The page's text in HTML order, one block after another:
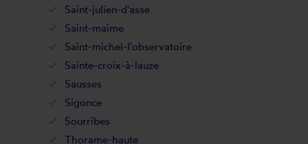
Saint-julien-d'asse
Saint-maime
Saint-michel-l'observatoire
Sainte-croix-à-lauze
Sausses
Sigonce
Sourribes
Thorame-haute